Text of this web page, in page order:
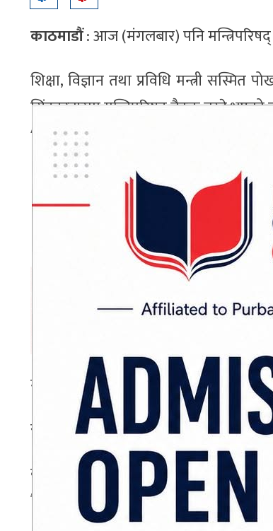
काठमाडौं: आज (मंगलबार) पनि
शिक्षा, विज्ञान तथा प्रविधि मन्त्री
सिंहदरबारमा मन्त्रिपरिषद् बैठक बस्ने भएको
ADVERTISEMENT
मन्त्रिपरिषद् बैठक आज लगातार दोस्रो दिन
सोमबार बसेको मन्त्रिपरिषद् बैठकले चारवटा
बैठकले संवैधानिक परिषद् पहिलो संशोधन
निर्णय गरेको थियो। जुन अध्यादेश